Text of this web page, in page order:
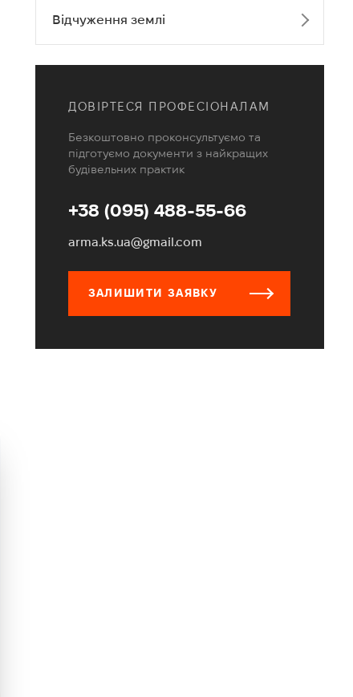
Відчуження землі
ДОВІРТЕСЯ ПРОФЕСІОНАЛАМ
Безкоштовно проконсультуємо та
підготуємо документи з найкращих
будівельних практик
+38 (095) 488-55-66
arma.ks.ua@gmail.com
ЗАЛИШИТИ ЗАЯВКУ